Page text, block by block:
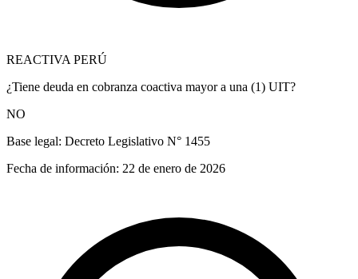
REACTIVA PERÚ
¿Tiene deuda en cobranza coactiva mayor a una (1) UIT?
NO
Base legal: Decreto Legislativo N° 1455
Fecha de información: 22 de enero de 2026